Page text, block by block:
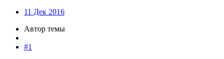
11 Дек 2016
Автор темы
#1